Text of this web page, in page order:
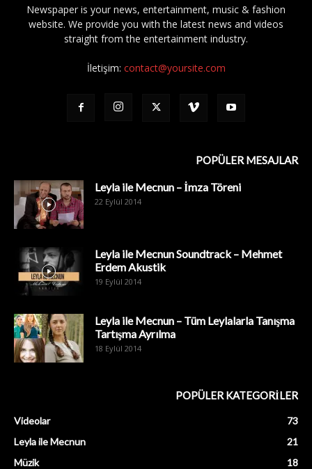
Newspaper is your news, entertainment, music & fashion
website. We provide you with the latest news and videos
straight from the entertainment industry.
İletişim: contact@yoursite.com
POPÜLER MESAJLAR
Leyla ile Mecnun – İmza Töreni
22 Eylül 2014
Leyla ile Mecnun Soundtrack – Mehmet
Erdem Akustik
19 Eylül 2014
Leyla ile Mecnun – Tüm Leylalarla Tanışma
Tartışma Ayrılma
18 Eylül 2014
POPÜLER KATEGORİLER
Videolar
73
Leyla ile Mecnun
21
Müzik
18